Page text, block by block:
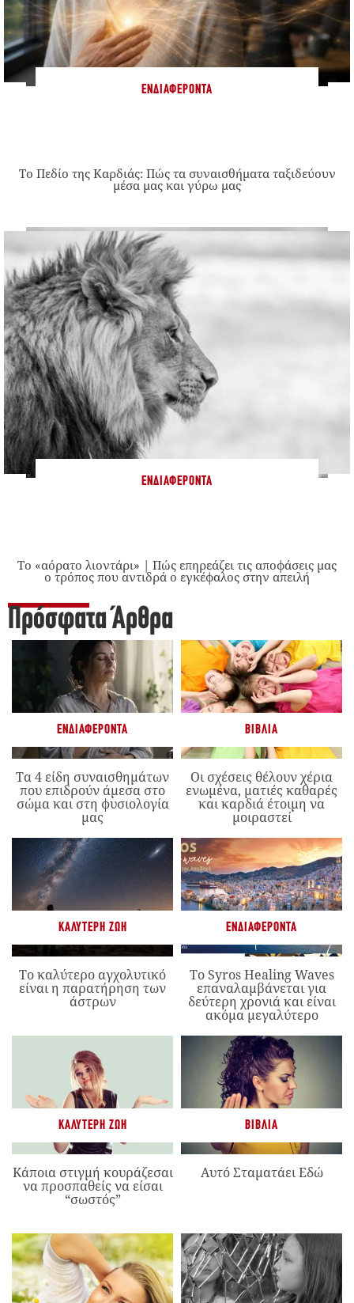
ΕΝΔΙΑΦΈΡΟΝΤΑ
Το Πεδίο της Καρδιάς: Πώς τα συναισθήματα ταξιδεύουν
μέσα μας και γύρω μας
ΕΝΔΙΑΦΈΡΟΝΤΑ
Το «αόρατο λιοντάρι» | Πώς επηρεάζει τις αποφάσεις μας
ο τρόπος που αντιδρά ο εγκέφαλος στην απειλή
Πρόσφατα Άρθρα
ΕΝΔΙΑΦΈΡΟΝΤΑ
Τα 4 είδη συναισθημάτων
που επιδρούν άμεσα στο
σώμα και στη φυσιολογία
μας
ΒΙΒΛΊΑ
Οι σχέσεις θέλουν χέρια
ενωμένα, ματιές καθαρές
και καρδιά έτοιμη να
μοιραστεί
ΚΑΛΎΤΕΡΗ ΖΩΉ
Το καλύτερο αγχολυτικό
είναι η παρατήρηση των
άστρων
ΕΝΔΙΑΦΈΡΟΝΤΑ
Το Syros Healing Waves
επαναλαμβάνεται για
δεύτερη χρονιά και είναι
ακόμα μεγαλύτερο
ΚΑΛΎΤΕΡΗ ΖΩΉ
Κάποια στιγμή κουράζεσαι
να προσπαθείς να είσαι
“σωστός”
ΒΙΒΛΊΑ
Αυτό Σταματάει Εδώ